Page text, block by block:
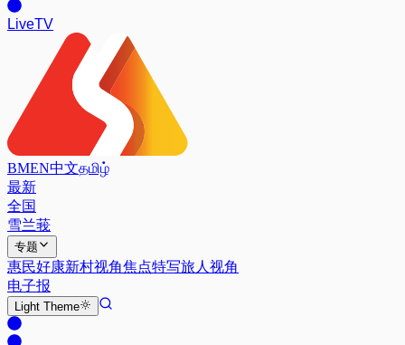
LiveTV
BMEN中文தமிழ்
最新
全国
雪兰莪
专题
惠民好康新村视角焦点特写旅人视角
电子报
Light Theme